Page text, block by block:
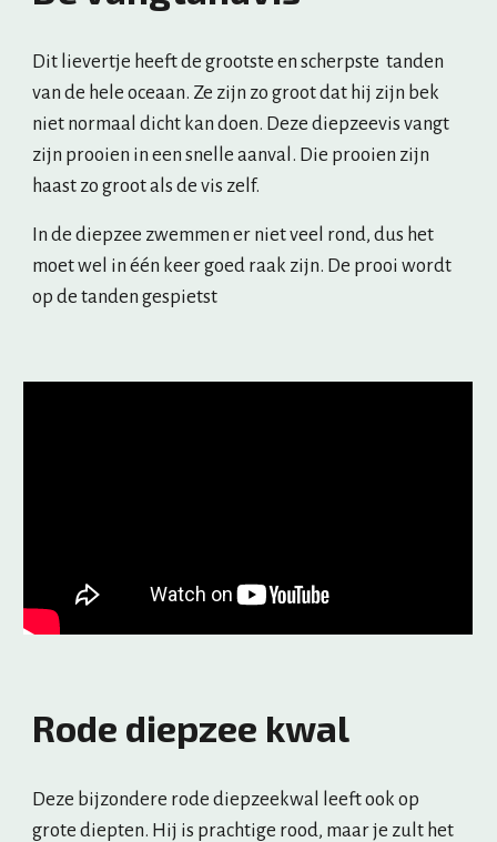
Dit lievertje heeft de grootste en scherpste  tanden
van de hele oceaan. Ze zijn zo groot dat hij zijn bek
niet normaal dicht kan doen. Deze diepzeevis vangt
zijn prooien in een snelle aanval. Die prooien zijn
haast zo groot als de vis zelf.
In de diepzee zwemmen er niet veel rond, dus het
moet wel in één keer goed raak zijn. De prooi wordt
op de tanden gespietst
Rode diepzee kwal
Deze bijzondere rode diepzeekwal leeft ook op
grote diepten. Hij is prachtige rood, maar je zult het